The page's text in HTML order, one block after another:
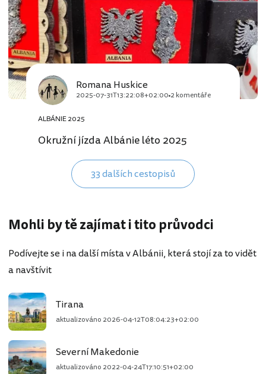
Romana Huskice
2025-07-31T13:22:08+02:00 2 komentáře
ALBÁNIE 2025
Okružní jízda Albánie léto 2025
33 dalších cestopisů
Mohli by tě zajímat i tito průvodci
Podívejte se i na další místa v Albánii, která stojí za to vidět
a navštívit
Tirana
aktualizováno 2026-04-12T08:04:23+02:00
Severní Makedonie
aktualizováno 2022-04-24T17:10:51+02:00